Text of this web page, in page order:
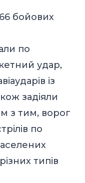
бойових
по
удар,
із
задіяли
з тим, ворог
по
типів